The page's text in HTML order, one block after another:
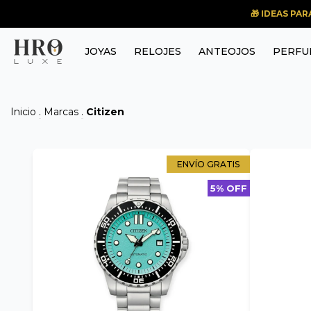
🎁 IDEAS
JOYAS RELOJES ANTEOJOS
Inicio . Marcas . Citizen
ENVÍO GRATIS
5% OFF